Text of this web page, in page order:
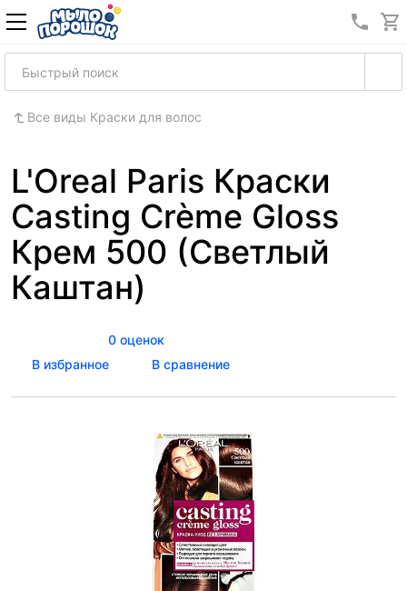
8
Все виды Краски для волос
L'Oreal Paris Краски
Casting Crème Gloss
Крем 500 (Светлый
Каштан)
0 оценок
В избранное
В сравнение